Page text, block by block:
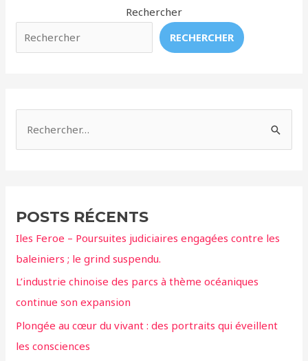
Rechercher
RECHERCHER
r
c
h
e
r
:
POSTS RÉCENTS
Iles Feroe – Poursuites judiciaires engagées contre les
baleiniers ; le grind suspendu.
L’industrie chinoise des parcs à thème océaniques
continue son expansion
Plongée au cœur du vivant : des portraits qui éveillent
les consciences